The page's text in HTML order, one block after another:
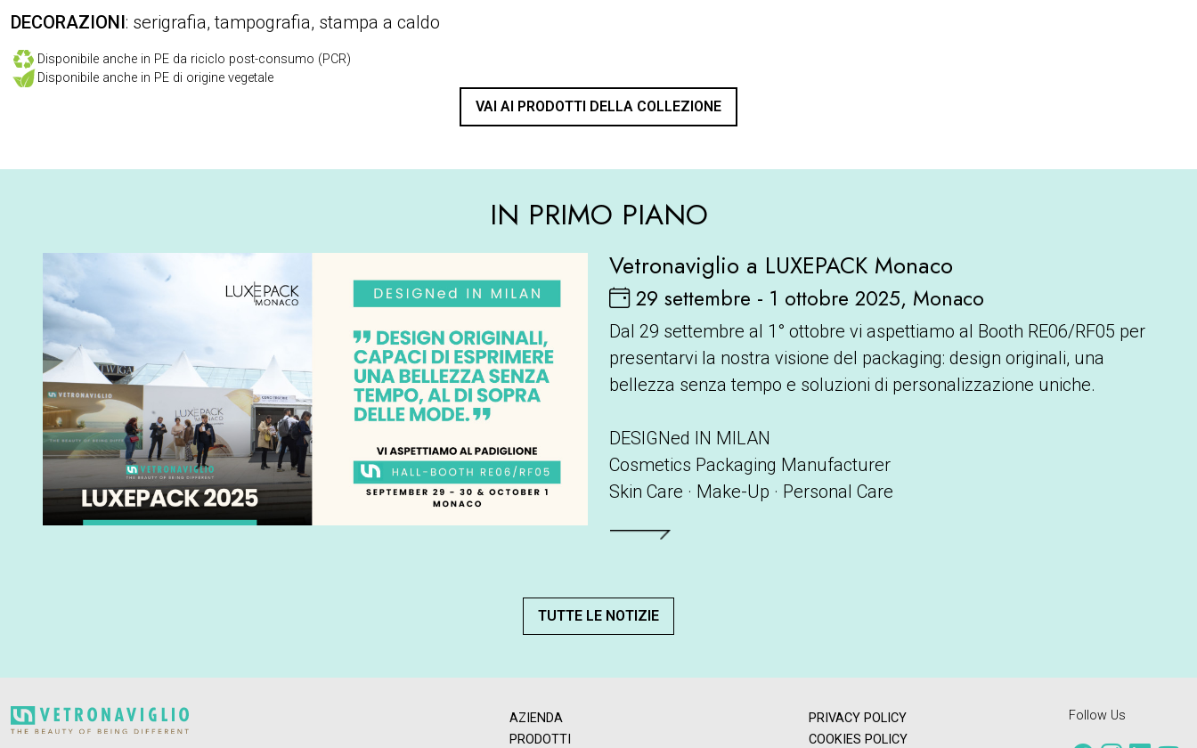
DECORAZIONI: serigrafia, tampografia, stampa a caldo
Disponibile anche in PE da riciclo post-consumo (PCR)
Disponibile anche in PE di origine vegetale
VAI AI PRODOTTI DELLA COLLEZIONE
IN PRIMO PIANO
Vetronaviglio a LUXEPACK Monaco
29 settembre - 1 ottobre 2025, Monaco
Dal 29 settembre al 1° ottobre vi aspettiamo al Booth RE06/RF05 per
presentarvi la nostra visione del packaging: design originali, una
bellezza senza tempo e soluzioni di personalizzazione uniche.
DESIGNed IN MILAN
Cosmetics Packaging Manufacturer
Skin Care · Make-Up · Personal Care
Leggi tutto
TUTTE LE NOTIZIE
AZIENDA
PRODOTTI
PRIVACY POLICY
COOKIES POLICY
Follow Us